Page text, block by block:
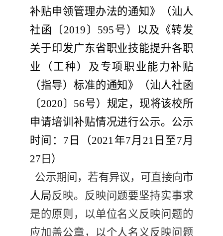
补贴申领管理办法的通知 》（汕人
社函〔 2019 〕 595号）以及《转发
关于印发广东省职业技能提升各职
业（工种）及专项职业能力补贴
（指导）标准的通知》（汕人社函
〔2020〕 56号）规定，现将该校所
申请培训补贴情况进行公示。 公示
时间： 7 日（2021年7月 21 日 至7月
27 日）
公示期间， 若有异议，可直接向市
人局反映。反映问题要坚持实事求
是的原则，以单位名义反映问题的
应加盖公章，以个人名义反映问题